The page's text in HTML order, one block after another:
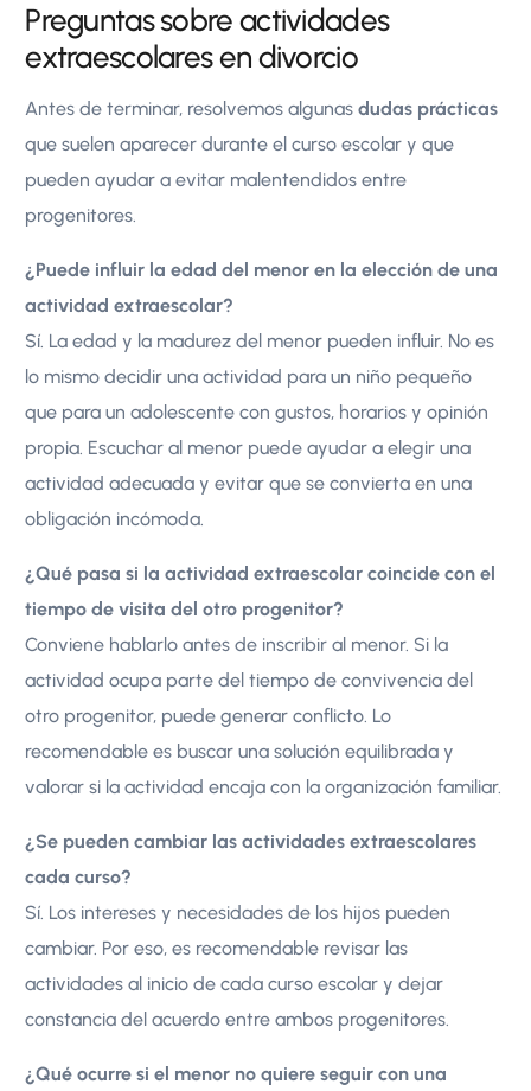
Preguntas sobre actividades
extraescolares en divorcio
Antes de terminar, resolvemos algunasdudas prácticas
que suelen aparecer durante el curso escolar y que
pueden ayudar a evitar malentendidos entre
progenitores.
¿Puede influir la edad del menor en la elección de una
actividad extraescolar?
Sí. La edad y la madurez del menor pueden influir. No es
lo mismo decidir una actividad para un niño pequeño
que para un adolescente con gustos, horarios y opinión
propia. Escuchar al menor puede ayudar a elegir una
actividad adecuada y evitar que se convierta en una
obligación incómoda.
¿Qué pasa si la actividad extraescolar coincide con el
tiempo de visita del otro progenitor?
Conviene hablarlo antes de inscribir al menor. Si la
actividad ocupa parte del tiempo de convivencia del
otro progenitor, puede generar conflicto. Lo
recomendable es buscar una solución equilibrada y
valorar si la actividad encaja con la organización familiar.
¿Se pueden cambiar las actividades extraescolares
cada curso?
Sí. Los intereses y necesidades de los hijos pueden
cambiar. Por eso, es recomendable revisar las
actividades al inicio de cada curso escolar y dejar
constancia del acuerdo entre ambos progenitores.
¿Qué ocurre si el menor no quiere seguir con una